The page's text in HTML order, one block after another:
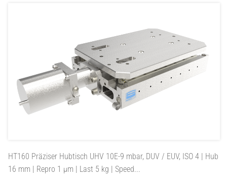
HT160 Präziser Hubtisch UHV 10E-9 mbar, DUV / EUV, ISO 4 | Hub
16 mm | Repro 1 µm | Last 5 kg | Speed...